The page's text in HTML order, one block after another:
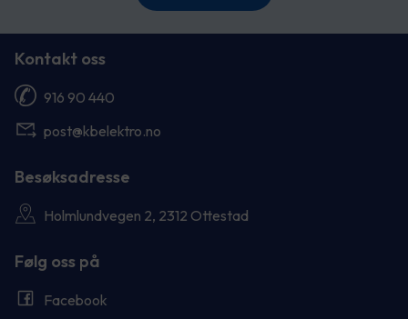
Kontakt oss
916 90 440
post@kbelektro.no
Besøksadresse
Holmlundvegen 2, 2312 Ottestad
Følg oss på
Facebook